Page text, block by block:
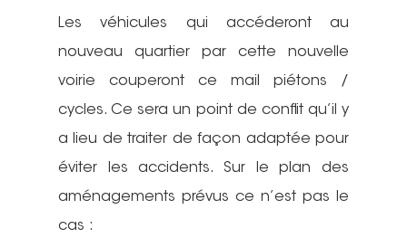
Les véhicules qui accéderont au
nouveau quartier par cette nouvelle
voirie couperont ce mail piétons /
cycles. Ce sera un point de conflit qu’il y
a lieu de traiter de façon adaptée pour
éviter les accidents. Sur le plan des
aménagements prévus ce n’est pas le
cas :